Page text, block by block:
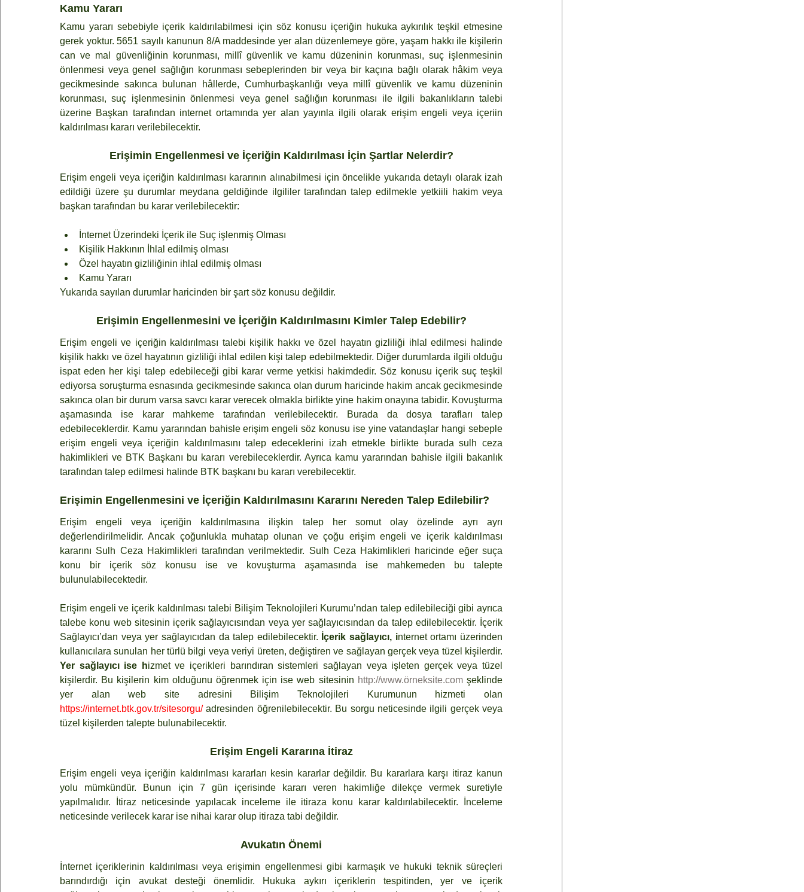
Kamu Yararı
Kamu yararı sebebiyle içerik kaldırılabilmesi için söz konusu içeriğin hukuka aykırılık teşkil etmesine
gerek yoktur. 5651 sayılı kanunun 8/A maddesinde yer alan düzenlemeye göre, yaşam hakkı ile kişilerin
can ve mal güvenliğinin korunması, millî güvenlik ve kamu düzeninin korunması, suç işlenmesinin
önlenmesi veya genel sağlığın korunması sebeplerinden bir veya bir kaçına bağlı olarak hâkim veya
gecikmesinde sakınca bulunan hâllerde, Cumhurbaşkanlığı veya millî güvenlik ve kamu düzeninin
korunması, suç işlenmesinin önlenmesi veya genel sağlığın korunması ile ilgili bakanlıkların talebi
üzerine Başkan tarafından internet ortamında yer alan yayınla ilgili olarak erişim engeli veya içeriin
kaldırılması kararı verilebilecektir.
Erişimin Engellenmesi ve İçeriğin Kaldırılması İçin Şartlar Nelerdir?
Erişim engeli veya içeriğin kaldırılması kararının alınabilmesi için öncelikle yukarıda detaylı olarak izah
edildiği üzere şu durumlar meydana geldiğinde ilgililer tarafından talep edilmekle yetkiili hakim veya
başkan tarafından bu karar verilebilecektir:
İnternet Üzerindeki İçerik ile Suç işlenmiş Olması
Kişilik Hakkının İhlal edilmiş olması
Özel hayatın gizliliğinin ihlal edilmiş olması
Kamu Yararı
Yukarıda sayılan durumlar haricinden bir şart söz konusu değildir.
Erişimin Engellenmesini ve İçeriğin Kaldırılmasını Kimler Talep Edebilir?
Erişim engeli ve içeriğin kaldırılması talebi kişilik hakkı ve özel hayatın gizliliği ihlal edilmesi halinde
kişilik hakkı ve özel hayatının gizliliği ihlal edilen kişi talep edebilmektedir. Diğer durumlarda ilgili olduğu
ispat eden her kişi talep edebileceği gibi karar verme yetkisi hakimdedir. Söz konusu içerik suç teşkil
ediyorsa soruşturma esnasında gecikmesinde sakınca olan durum haricinde hakim ancak gecikmesinde
sakınca olan bir durum varsa savcı karar verecek olmakla birlikte yine hakim onayına tabidir. Kovuşturma
aşamasında ise karar mahkeme tarafından verilebilecektir. Burada da dosya tarafları talep
edebileceklerdir. Kamu yararından bahisle erişim engeli söz konusu ise yine vatandaşlar hangi sebeple
erişim engeli veya içeriğin kaldırılmasını talep edeceklerini izah etmekle birlikte burada sulh ceza
hakimlikleri ve BTK Başkanı bu kararı verebileceklerdir. Ayrıca kamu yararından bahisle ilgili bakanlık
tarafından talep edilmesi halinde BTK başkanı bu kararı verebilecektir.
Erişimin Engellenmesini ve İçeriğin Kaldırılmasını Kararını Nereden Talep Edilebilir?
Erişim engeli veya içeriğin kaldırılmasına ilişkin talep her somut olay özelinde ayrı ayrı
değerlendirilmelidir. Ancak çoğunlukla muhatap olunan ve çoğu erişim engeli ve içerik kaldırılması
kararını Sulh Ceza Hakimlikleri tarafından verilmektedir. Sulh Ceza Hakimlikleri haricinde eğer suça
konu bir içerik söz konusu ise ve kovuşturma aşamasında ise mahkemeden bu talepte
bulunulabilecektedir.
Erişim engeli ve içerik kaldırılması talebi Bilişim Teknolojileri Kurumu’ndan talep edilebileciği gibi ayrıca
talebe konu web sitesinin içerik sağlayıcısından veya yer sağlayıcısından da talep edilebilecektir. İçerik
Sağlayıcı’dan veya yer sağlayıcıdan da talep edilebilecektir. İçerik sağlayıcı, internet ortamı üzerinden
Yer sağlayıcı ise hizmet ve içerikleri barındıran sistemleri sağlayan veya işleten gerçek veya tüzel
kişilerdir. Bu kişilerin kim olduğunu öğrenmek için ise web sitesinin http://www.örneksite.com şeklinde
https://internet.btk.gov.tr/sitesorgu/ adresinden öğrenilebilecektir. Bu sorgu neticesinde ilgili gerçek veya
tüzel kişilerden talepte bulunabilecektir.
Erişim Engeli Kararına İtiraz
Erişim engeli veya içeriğin kaldırılması kararları kesin kararlar değildir. Bu kararlara karşı itiraz kanun
yolu mümkündür. Bunun için 7 gün içerisinde kararı veren hakimliğe dilekçe vermek suretiyle
yapılmalıdır. İtiraz neticesinde yapılacak inceleme ile itiraza konu karar kaldırılabilecektir. İnceleme
neticesinde verilecek karar ise nihai karar olup itiraza tabi değildir.
Avukatın Önemi
İnternet içeriklerinin kaldırılması veya erişimin engellenmesi gibi karmaşık ve hukuki teknik süreçleri
barındırdığı için avukat desteği önemlidir. Hukuka aykırı içeriklerin tespitinden, yer ve içerik